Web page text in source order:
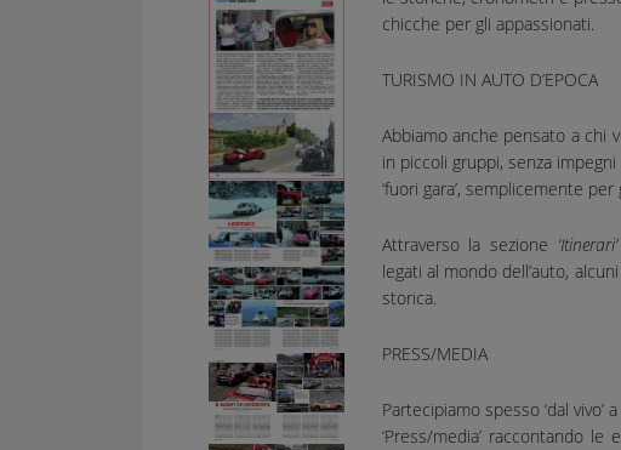
chicche per gli appassionati.
TURISMO IN AUTO D’EPOCA
Abbiamo anche pensato a chi
in piccoli gruppi, senza
‘fuori gara’, semplicemente
Attraverso la sezione ‘Itinerari’
legati al mondo dell’auto,
storica.
PRESS/MEDIA
Partecipiamo spesso ‘dal
‘Press/media’ raccontando